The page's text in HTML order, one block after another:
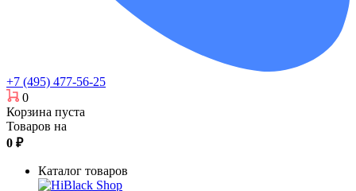
+7 (495) 477-56-25
0
Корзина пуста
Товаров на
0 ₽
Каталог товаров